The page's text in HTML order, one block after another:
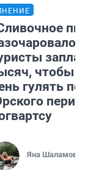
чтобы
гулять по
Яна Шаламова